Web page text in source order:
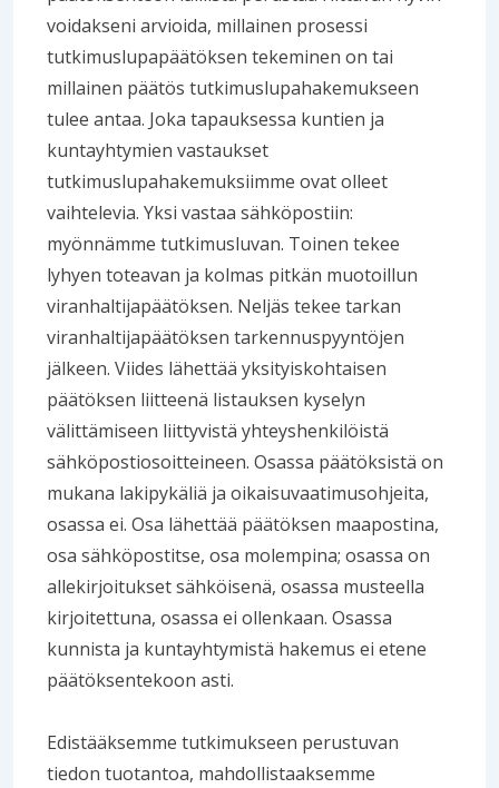
voidakseni arvioida, millainen prosessi
tutkimuslupapäätöksen tekeminen on tai
millainen päätös tutkimuslupahakemukseen
tulee antaa. Joka tapauksessa kuntien ja
kuntayhtymien vastaukset
tutkimuslupahakemuksiimme ovat olleet
vaihtelevia. Yksi vastaa sähköpostiin:
myönnämme tutkimusluvan. Toinen tekee
lyhyen toteavan ja kolmas pitkän muotoillun
viranhaltijapäätöksen. Neljäs tekee tarkan
viranhaltijapäätöksen tarkennuspyyntöjen
jälkeen. Viides lähettää yksityiskohtaisen
päätöksen liitteenä listauksen kyselyn
välittämiseen liittyvistä yhteyshenkilöistä
sähköpostiosoitteineen. Osassa päätöksistä on
mukana lakipykäliä ja oikaisuvaatimusohjeita,
osassa ei. Osa lähettää päätöksen maapostina,
osa sähköpostitse, osa molempina; osassa on
allekirjoitukset sähköisenä, osassa musteella
kirjoitettuna, osassa ei ollenkaan. Osassa
kunnista ja kuntayhtymistä hakemus ei etene
päätöksentekoon asti.
Edistääksemme tutkimukseen perustuvan
tiedon tuotantoa, mahdollistaaksemme